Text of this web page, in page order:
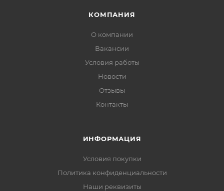
КОМПАНИЯ
О компании
Вакансии
Условия работы
Новости
Отзывы
Контакты
ИНФОРМАЦИЯ
Условия покупки
Политика конфиденциальности
Наши реквизиты